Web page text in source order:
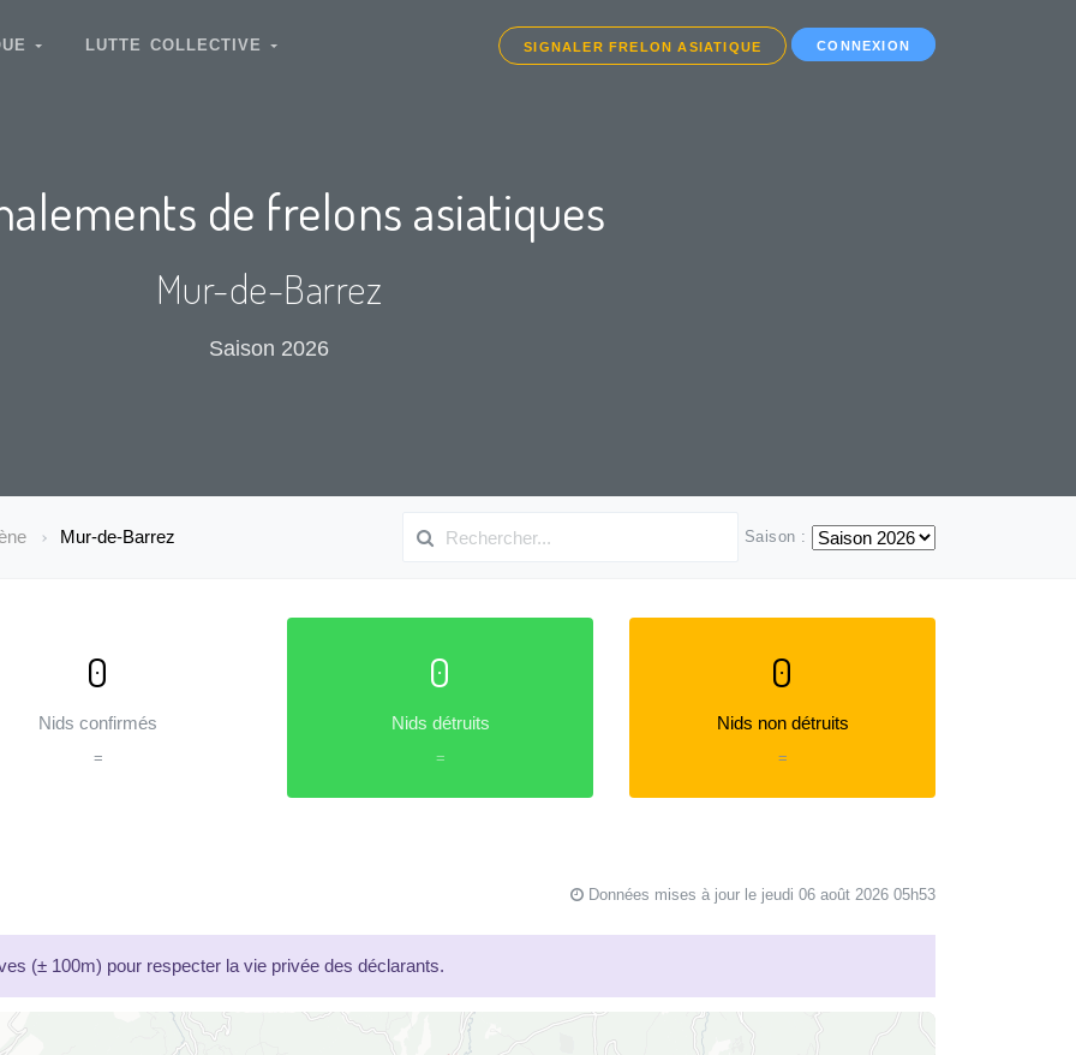
LUTTE COLLECTIVE SIGNALER FRELON ASIATIQUE CONNEXION
de frelons asiatiques
Mur-de-Barrez
Saison 2026
Mur-de-Barrez Saison :
0
Nids confirmés
=
0
Nids détruits
=
0
Nids non détruits
=
Données mises à jour le jeudi 06 août 2026 05h53
(± 100m) pour respecter la vie privée des déclarants.